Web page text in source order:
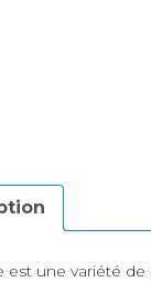
est une variété